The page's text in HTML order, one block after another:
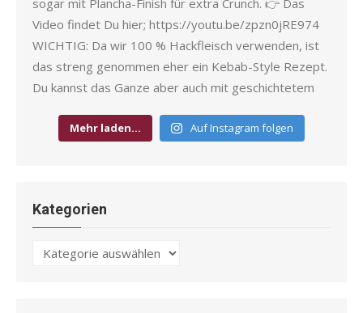
Mehr laden… Auf Instagram folgen
Kategorien
Kategorien